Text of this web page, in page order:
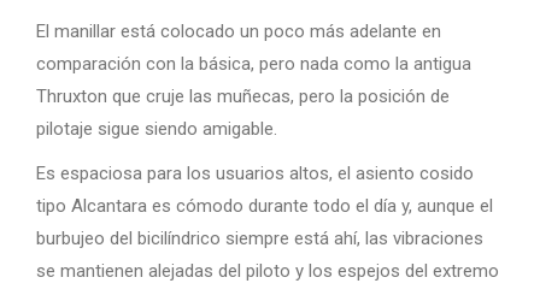
El manillar está colocado un poco más adelante en
comparación con la básica, pero nada como la antigua
Thruxton que cruje las muñecas, pero la posición de
pilotaje sigue siendo amigable.
Es espaciosa para los usuarios altos, el asiento cosido
tipo Alcantara es cómodo durante todo el día y, aunque el
burbujeo del bicilíndrico siempre está ahí, las vibraciones
se mantienen alejadas del piloto y los espejos del extremo